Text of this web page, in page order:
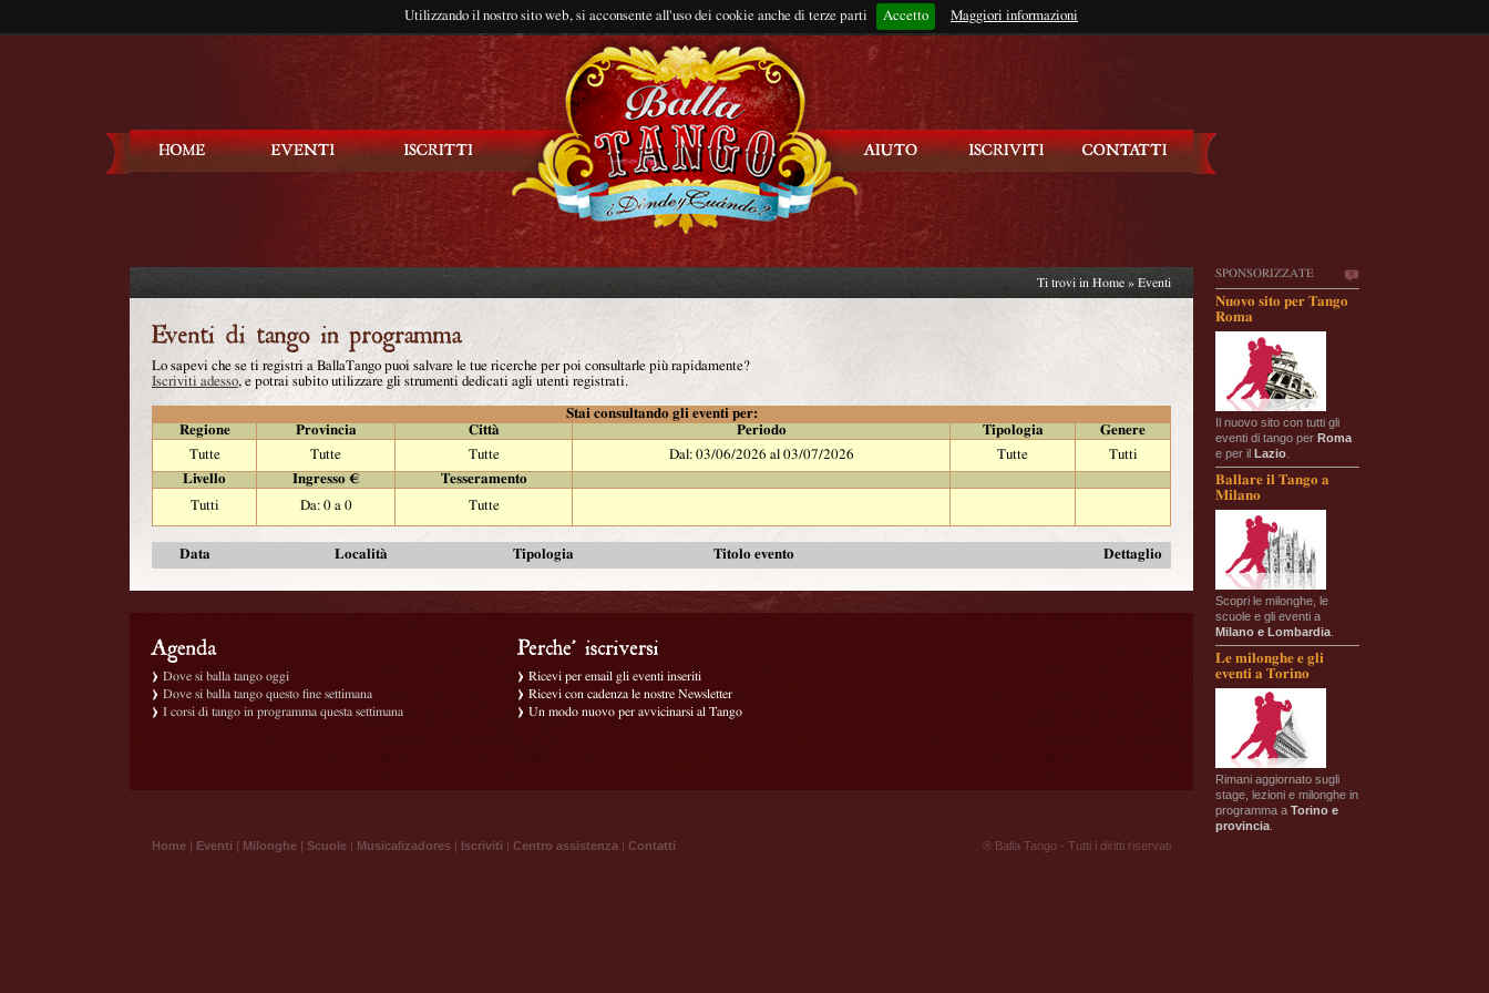
Utilizzando il nostro sito web, si acconsente all'uso dei cookie anche di terze parti Accetto Maggiori informazioni
Rimani connesso?
SPONSORIZZATE
Nuovo sito per Tango
Roma
Il nuovo sito con tutti gli
eventi di tango per Roma
e per il Lazio
Ballare il Tango a
Milano
Scopri le milonghe, le
scuole e gli eventi a
Milano e Lombardia
Le milonghe e gli
eventi a Torino
Rimani aggiornato sugli
stage, lezioni e milonghe in
programma a Torino e
provincia
Ti trovi in Home » Eventi
Lo sapevi che se ti registri a BallaTango puoi salvare le tue ricerche per poi consultarle più rapidamente?
Iscriviti adesso, e potrai subito utilizzare gli strumenti dedicati agli utenti registrati.
Stai consultando gli eventi per:
Regione
Provincia Città Periodo Tipologia
Genere
Tutte
Tutte Tutte Dal: 03/06/2026 al 03/07/2026 Tutte
Tutti
Livello
Ingresso €
Tesseramento
Tutti
Da: 0 a 0 Tutte
Data Località Tipologia Titolo evento Dettaglio
Dove si balla tango oggi
Dove si balla tango questo fine settimana
I corsi di tango in programma questa settimana
Ricevi per email gli eventi inseriti
Ricevi con cadenza le nostre Newsletter
Un modo nuovo per avvicinarsi al Tango
Home | Eventi | Milonghe | Scuole | Musicalizadores | Iscriviti | Centro assistenza | Contatti ® Balla Tango - Tutti i diritti riservati